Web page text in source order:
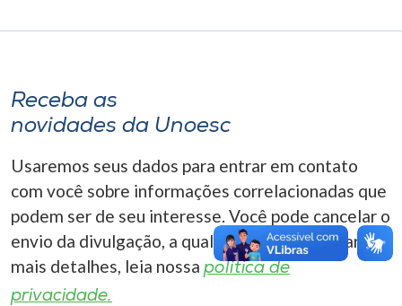
A+
Receba as
novidades da Unoesc
Usaremos seus dados para entrar em contato
com você sobre informações correlacionadas que
podem ser de seu interesse. Você pode cancelar o
envio da divulgação, a qualquer momento. Para
mais detalhes, leia nossa política de
privacidade.